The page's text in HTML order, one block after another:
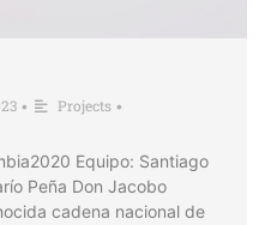
• Projects •
Equipo: Santiago
Peña Don Jacobo
cadena nacional de